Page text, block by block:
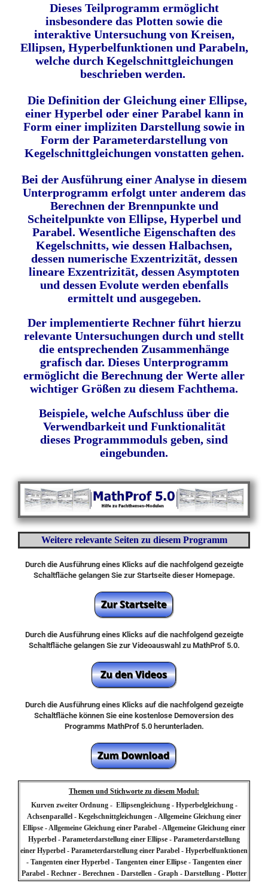
Dieses Teilprogramm ermöglicht
insbesondere das Plotten sowie die
interaktive Untersuchung von Kreisen,
Ellipsen, Hyperbelfunktionen und Parabeln,
welche durch Kegelschnittgleichungen
beschrieben werden.
Die Definition der Gleichung einer Ellipse,
einer Hyperbel oder einer Parabel kann in
Form einer impliziten Darstellung sowie in
Form der Parameterdarstellung von
Kegelschnittgleichungen vonstatten gehen.
Bei der Ausführung einer Analyse in diesem
Unterprogramm erfolgt unter anderem das
Berechnen der Brennpunkte und
Scheitelpunkte von Ellipse, Hyperbel und
Parabel. Wesentliche Eigenschaften des
Kegelschnitts, wie dessen Halbachsen,
dessen numerische Exzentrizität, dessen
lineare Exzentrizität, dessen Asymptoten
und dessen Evolute werden ebenfalls
ermittelt und ausgegeben.
Der implementierte Rechner führt hierzu
relevante Untersuchungen durch und stellt
die entsprechenden Zusammenhänge
grafisch dar. Dieses Unterprogramm
ermöglicht die Berechnung der Werte aller
wichtiger Größen zu diesem Fachthema.
Beispiele, welche Aufschluss über die
Verwendbarkeit und Funktionalität
dieses Programmmoduls geben, sind
eingebunden.
Weitere relevante Seiten zu diesem Programm
Durch die Ausführung eines Klicks auf die nachfolgend gezeigte
Schaltfläche gelangen Sie zur Startseite dieser Homepage.
Durch die Ausführung eines Klicks auf die nachfolgend gezeigte
Schaltfläche gelangen Sie zur Videoauswahl zu MathProf 5.0.
Durch die Ausführung eines Klicks auf die nachfolgend gezeigte
Schaltfläche können Sie eine kostenlose Demoversion des
Programms MathProf 5.0 herunterladen.
Themen und Stichworte zu diesem Modul:
Kurven zweiter Ordnung - Ellipsengleichung - Hyperbelgleichung -
Achsenparallel - Kegelschnittgleichungen - Allgemeine Gleichung einer
Ellipse - Allgemeine Gleichung einer Parabel - Allgemeine Gleichung einer
Hyperbel - Parameterdarstellung einer Ellipse - Parameterdarstellung
einer Hyperbel - Parameterdarstellung einer Parabel - Hyperbelfunktionen
- Tangenten einer Hyperbel - Tangenten einer Ellipse - Tangenten einer
Parabel - Rechner - Berechnen - Darstellen - Graph - Darstellung - Plotter